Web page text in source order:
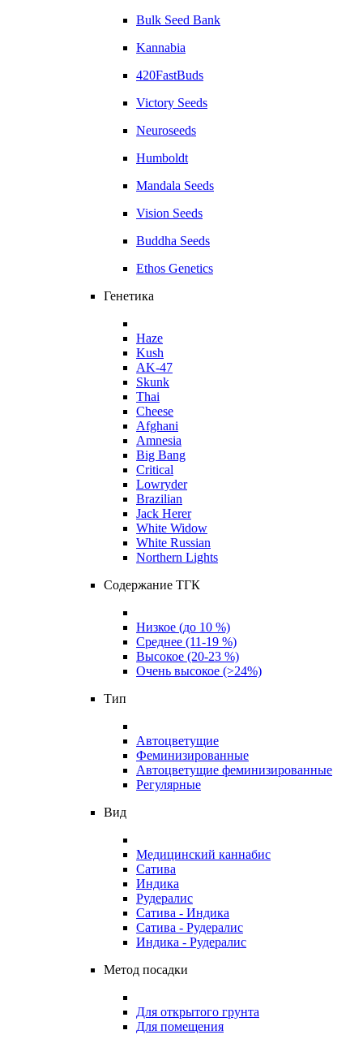
Bulk Seed Bank
Kannabia
420FastBuds
Victory Seeds
Neuroseeds
Humboldt
Mandala Seeds
Vision Seeds
Buddha Seeds
Ethos Genetics
Генетика
Haze
Kush
AK-47
Skunk
Thai
Cheese
Afghani
Amnesia
Big Bang
Critical
Lowryder
Brazilian
Jack Herer
White Widow
White Russian
Northern Lights
Содержание ТГК
Низкое (до 10 %)
Среднее (11-19 %)
Высокое (20-23 %)
Очень высокое (>24%)
Тип
Автоцветущие
Феминизированные
Автоцветущие феминизированные
Регулярные
Вид
Медицинский каннабис
Сатива
Индика
Рудералис
Сатива - Индика
Сатива - Рудералис
Индика - Рудералис
Метод посадки
Для открытого грунта
Для помещения